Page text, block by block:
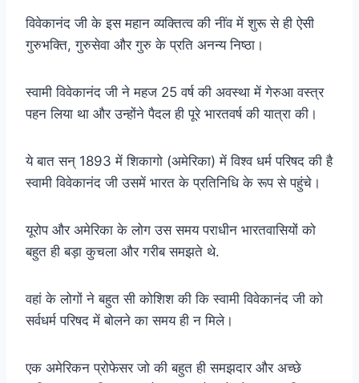
विवेकानंद जी के इस महान व्यक्तित्व की नींव में शुरू से ही ऐसी
गुरुभक्ति, गुरुसेवा और गुरु के प्रति अनन्य निष्ठा।
स्वामी विवेकानंद जी ने महज 25 वर्ष की अवस्था में गेरुआ वस्त्र
पहन लिया था और उन्होंने पैदल ही पूरे भारतवर्ष की यात्रा की।
ये बात सन्‌ 1893 में शिकागो (अमेरिका) में विश्व धर्म परिषद की है
स्वामी विवेकानंद जी उसमें भारत के प्रतिनिधि के रूप से पहुंचे।
यूरोप और अमेरिका के लोग उस समय पराधीन भारतवासियों को
बहुत ही बड़ा कुचला और गरीब समझते थे.
वहां के लोगों ने बहुत सी कोशिश की कि स्वामी विवेकानंद जी को
सर्वधर्म परिषद में बोलने का समय ही न मिले।
एक अमेरिकन प्रोफेसर जो की बहुत ही समझदार और अच्छे